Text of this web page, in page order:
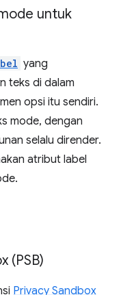
untuk
yang
teks di dalam
opsi itu sendiri.
mode, dengan
selalu dirender.
atribut label
(PSB)
Privacy Sandbox